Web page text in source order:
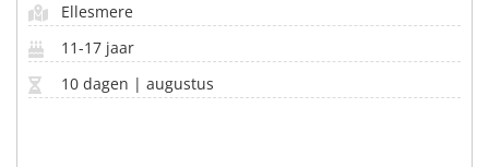
Ellesmere
11-17 jaar
10 dagen | augustus